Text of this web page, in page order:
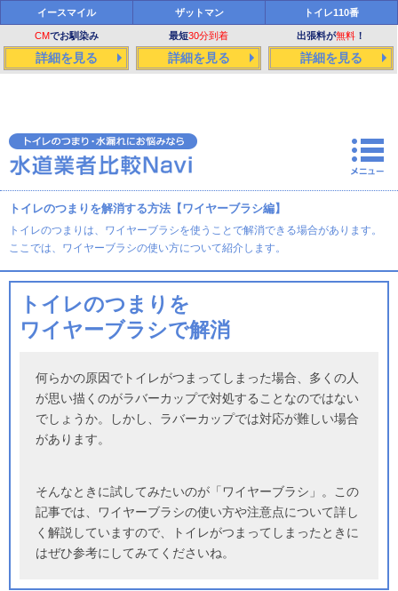
イースマイル ザットマン トイレ110番
CMでお馴染み 最短30分到着 出張料が無料 ！
詳細を見る 詳細を見る 詳細を見る
トイレのつまりを解消する方法【ワイヤーブラシ編】
トイレのつまりは、ワイヤーブラシを使うことで解消できる場合があります。
ここでは、ワイヤーブラシの使い方について紹介します。
トイレのつまりを
ワイヤーブラシで解消
何らかの原因でトイレがつまってしまった場合、多くの人
が思い描くのがラバーカップで対処することなのではない
でしょうか。しかし、ラバーカップでは対応が難しい場合
があります。
そんなときに試してみたいのが「ワイヤーブラシ」。この
記事では、ワイヤーブラシの使い方や注意点について詳し
く解説していますので、トイレがつまってしまったときに
はぜひ参考にしてみてくださいね。